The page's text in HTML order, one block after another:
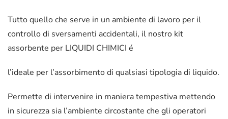
Tutto quello che serve in un ambiente di lavoro per il
controllo di sversamenti accidentali, il nostro kit
assorbente per LIQUIDI CHIMICI é
l’ideale per l’assorbimento di qualsiasi tipologia di liquido.
Permette di intervenire in maniera tempestiva mettendo
in sicurezza sia l’ambiente circostante che gli operatori